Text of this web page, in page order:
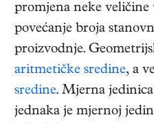
promjena neke
povećanje broja
proizvodnje.
aritmetičke sredine, a
sredine. Mjerna
jednaka je mjernoj